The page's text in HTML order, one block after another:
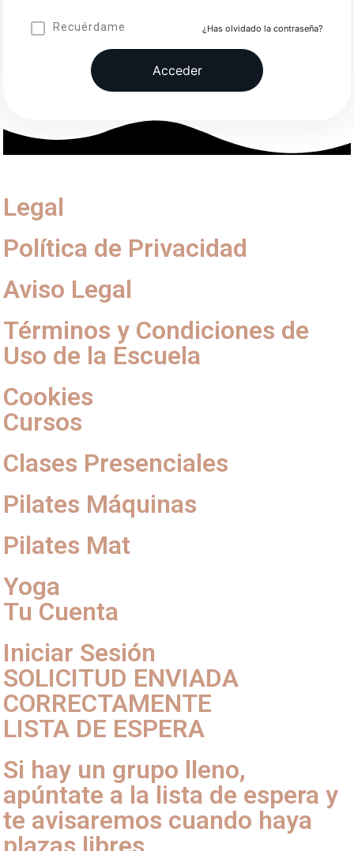
Recuérdame ¿Has olvidado la contraseña?
Legal
Política de Privacidad
Aviso Legal
Términos y Condiciones de
Uso de la Escuela
Cookies
Cursos
Clases Presenciales
Pilates Máquinas
Pilates Mat
Yoga
Tu Cuenta
Iniciar Sesión
SOLICITUD ENVIADA
CORRECTAMENTE
LISTA DE ESPERA
Si hay un grupo lleno,
apúntate a la lista de espera y
te avisaremos cuando haya